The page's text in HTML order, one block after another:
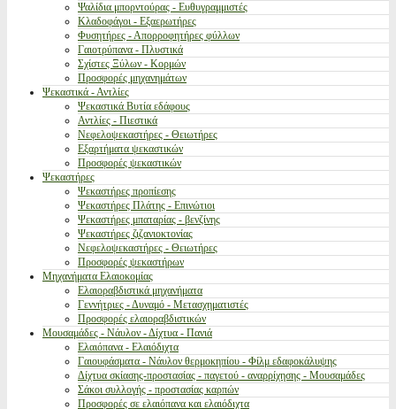
Ψαλίδια μπορντούρας - Ευθυγραμμιστές
Κλαδοφάγοι - Εξαερωτήρες
Φυσητήρες - Απορροφητήρες φύλλων
Γαιοτρύπανα - Πλυστικά
Σχίστες Ξύλων - Κορμών
Προσφορές μηχανημάτων
Ψεκαστικά - Αντλίες
Ψεκαστικά Βυτία εδάφους
Αντλίες - Πιεστικά
Νεφελοψεκαστήρες - Θειωτήρες
Εξαρτήματα ψεκαστικών
Προσφορές ψεκαστικών
Ψεκαστήρες
Ψεκαστήρες προπίεσης
Ψεκαστήρες Πλάτης - Επινώτιοι
Ψεκαστήρες μπαταρίας - βενζίνης
Ψεκαστήρες ζιζανιοκτονίας
Νεφελοψεκαστήρες - Θειωτήρες
Προσφορές ψεκαστήρων
Μηχανήματα Ελαιοκομίας
Ελαιοραβδιστικά μηχανήματα
Γεννήτριες - Δυναμό - Μετασχηματιστές
Προσφορές ελαιοραβδιστικών
Μουσαμάδες - Νάυλον - Δίχτυα - Πανιά
Ελαιόπανα - Ελαιόδιχτα
Γαιουφάσματα - Νάυλον θερμοκηπίου - Φίλμ εδαφοκάλυψης
Δίχτυα σκίασης-προστασίας - παγετού - αναρρίχησης - Μουσαμάδες
Σάκοι συλλογής - προστασίας καρπών
Προσφορές σε ελαιόπανα και ελαιόδιχτα